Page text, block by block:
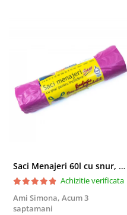
Saci Menajeri 60l cu snur, Roz, 10buc/rola
Achizitie verificata
Ami Simona, Acum 3
saptamani